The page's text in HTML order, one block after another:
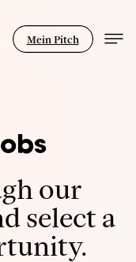
Mein Pitch
our
select a